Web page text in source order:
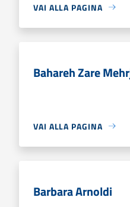
VAI ALLA PAGINA
Bahareh Zare
VAI ALLA PAGINA
Barbara Arnoldi